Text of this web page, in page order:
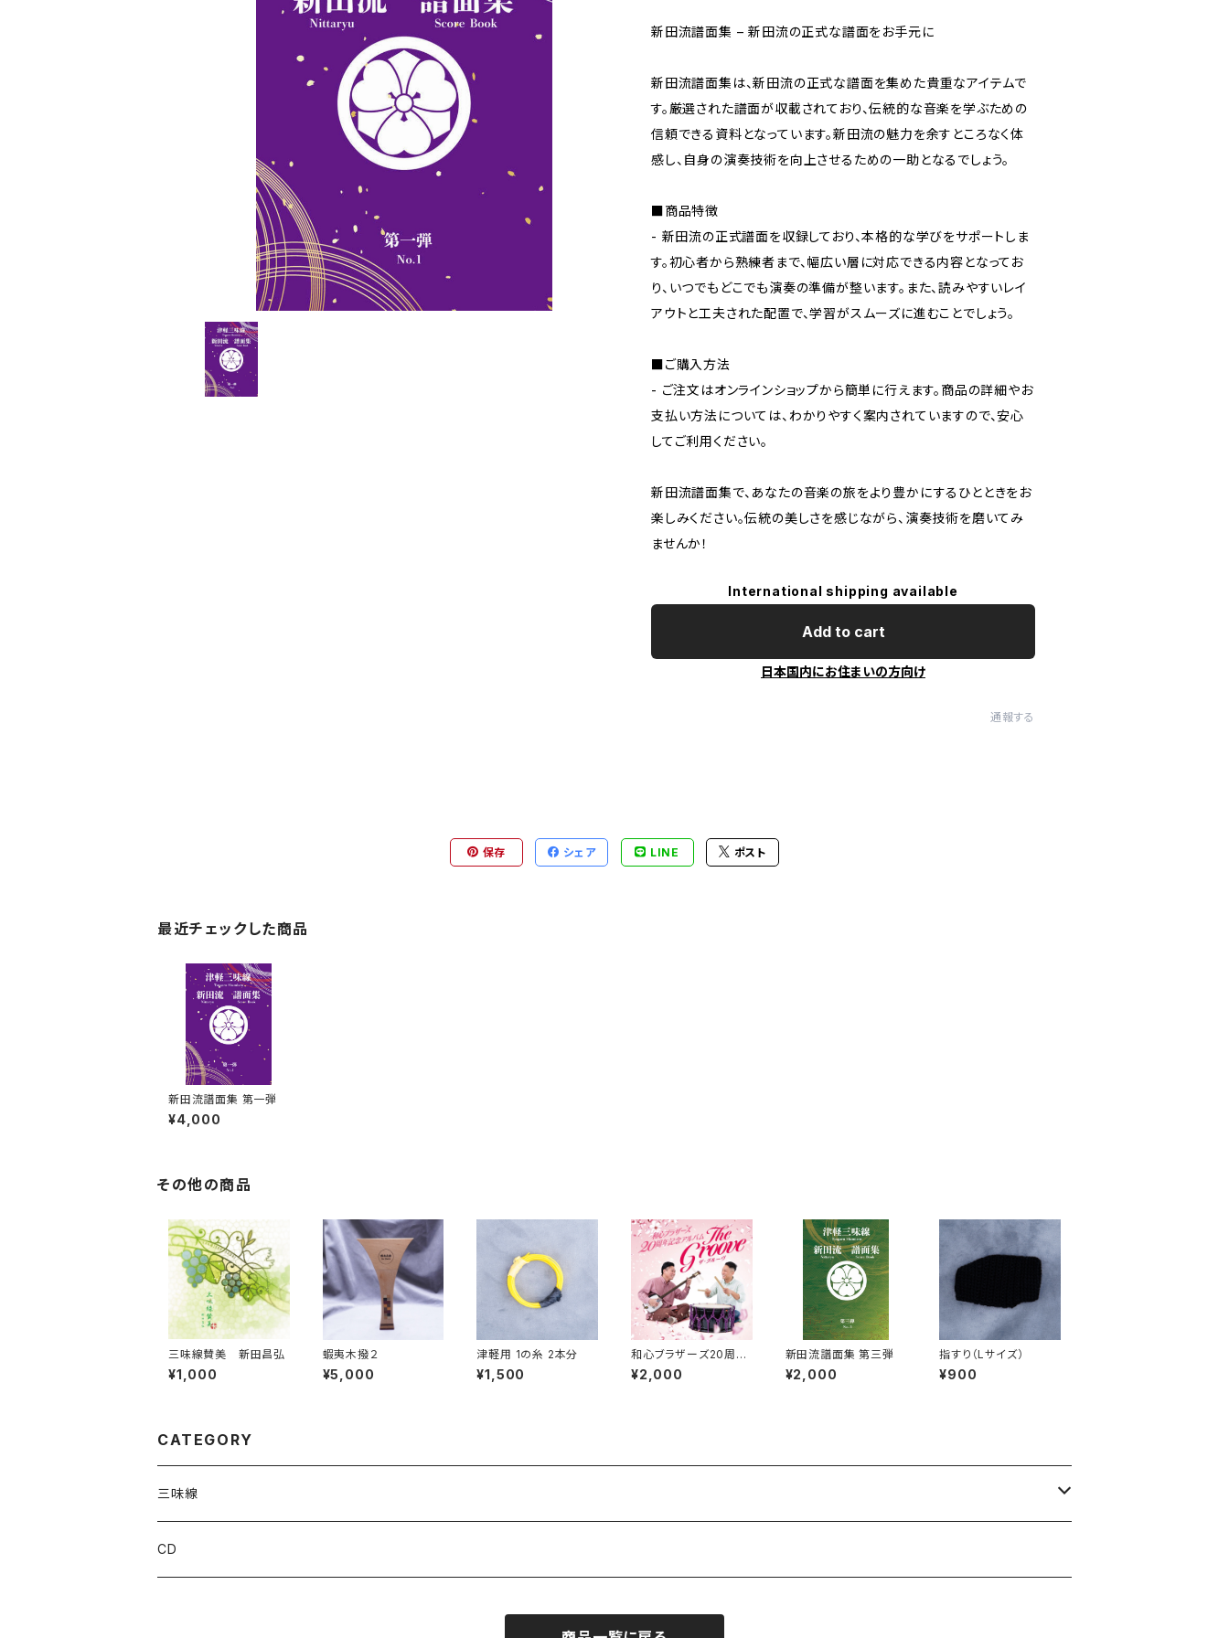
新田流譜面集 – 新田流の正式な譜面をお手元に
新田流譜面集は、新田流の正式な譜面を集めた貴重なアイテムで
す。厳選された譜面が収載されており、伝統的な音楽を学ぶための
信頼できる資料となっています。新田流の魅力を余すところなく体
感し、自身の演奏技術を向上させるための一助となるでしょう。
■商品特徴
- 新田流の正式譜面を収録しており、本格的な学びをサポートしま
す。初心者から熟練者まで、幅広い層に対応できる内容となってお
り、いつでもどこでも演奏の準備が整います。また、読みやすいレイ
アウトと工夫された配置で、学習がスムーズに進むことでしょう。
■ご購入方法
- ご注文はオンラインショップから簡単に行えます。商品の詳細やお
支払い方法については、わかりやすく案内されていますので、安心
してご利用ください。
新田流譜面集で、あなたの音楽の旅をより豊かにするひとときをお
楽しみください。伝統の美しさを感じながら、演奏技術を磨いてみ
ませんか！
International shipping available
Add to cart
日本国内にお住まいの方向け
通報する
保存 シェア LINE ポスト
最近チェックした商品
新田流譜面集 第一弾
¥4,000
その他の商品
三味線賛美 新田昌弘
¥1,000
蝦夷木撥２
¥5,000
津軽用 1の糸 2本分
¥1,500
和心ブラザーズ20周年
記念アルバム The Gr
oove
¥2,000
新田流譜面集 第三弾
¥2,000
指すり（Lサイズ）
¥900
CATEGORY
三味線
撥
CD